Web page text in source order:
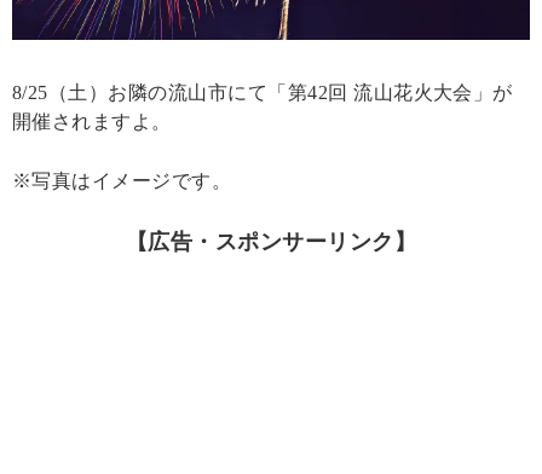
8/25（土）お隣の流山市にて「第42回 流山花火大会」が
開催されますよ。
※写真はイメージです。
【広告・スポンサーリンク】